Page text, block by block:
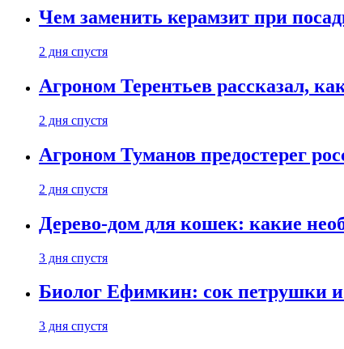
Чем заменить керамзит при
2 дня спустя
Агроном Терентьев рассказал,
2 дня спустя
Агроном Туманов предостерег
2 дня спустя
Дерево-дом для кошек: какие
3 дня спустя
Биолог Ефимкин: сок петрушки и
3 дня спустя